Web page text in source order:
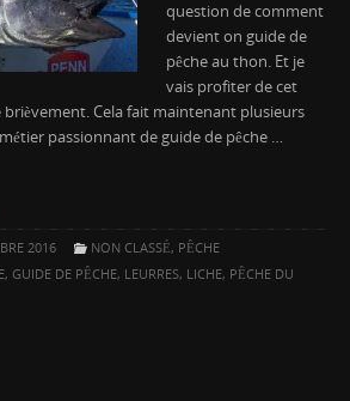
question de comment
devient on guide de
pêche au thon. Et je
vais profiter de cet
Cela fait maintenant plusieurs
passionnant de guide de pêche …
2016 NON CLASSÉ, PÊCHE
, GUIDE DE PÊCHE, LEURRES, LICHE, PÊCHE DU